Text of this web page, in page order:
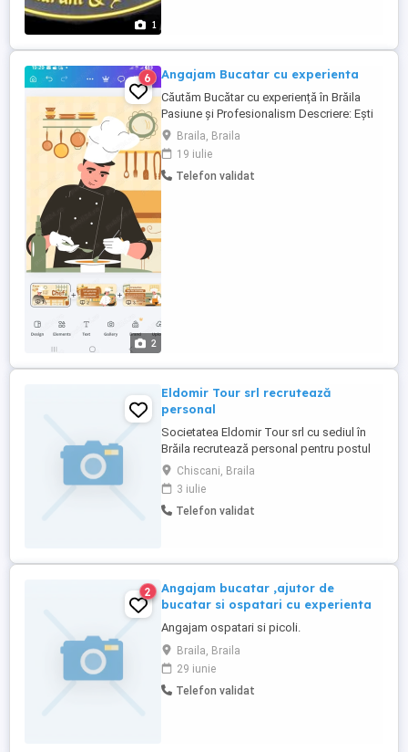
1
2
6 Angajam Bucatar cu experienta
Căutăm Bucătar cu experiență în Brăila
Pasiune și Profesionalism Descriere: Ești
pasionat de arta culinară și vrei să-ți pui
amprenta asupra unui meniu de calitate?
[Restaurant Continental Braila își mărește
echipa! Căutăm un coleg a creativ,
Braila, Braila
19 iulie
Telefon validat
Eldomir Tour srl recrutează
personal
Societatea Eldomir Tour srl cu sediul în
Brăila recrutează personal pentru postul
de MASEUR DE ÎNTREȚINERE ȘI
RELAXARE - 1 POST - COD COR 514204;
Cerințe: studii medii + curs calificare,
vechime minima in domeniu 2 ani, limba
Chiscani, Braila
3 iulie
Telefon validat
2
Angajam bucatar ,ajutor de
bucatar si ospatari cu experienta
Angajam ospatari si picoli.
Braila, Braila
29 iunie
Telefon validat